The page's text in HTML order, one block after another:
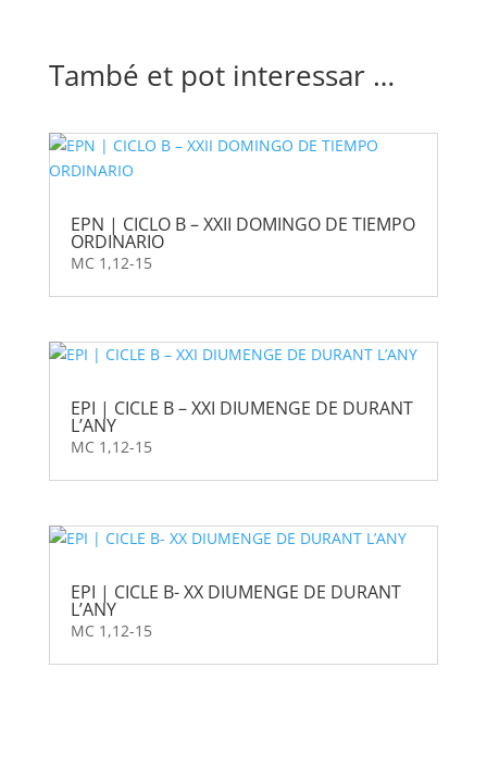
També et pot interessar …
EPN | CICLO B – XXII DOMINGO DE TIEMPO
ORDINARIO
MC 1,12-15
EPI | CICLE B – XXI DIUMENGE DE DURANT
L’ANY
MC 1,12-15
EPI | CICLE B- XX DIUMENGE DE DURANT
L’ANY
MC 1,12-15